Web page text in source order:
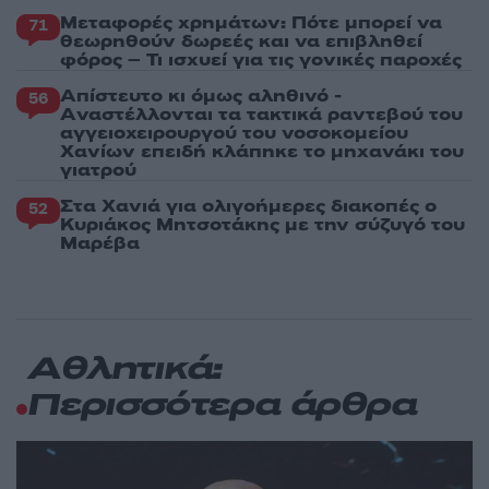
71 Μεταφορές χρημάτων: Πότε μπορεί να
θεωρηθούν δωρεές και να επιβληθεί
φόρος – Τι ισχυεί για τις γονικές παροχές
56 Απίστευτο κι όμως αληθινό -
Aναστέλλονται τα τακτικά ραντεβού του
αγγειοχειρουργού του νοσοκομείου
Χανίων επειδή κλάπηκε το μηχανάκι του
γιατρού
52 Στα Χανιά για ολιγοήμερες διακοπές ο
Κυριάκος Μητσοτάκης με την σύζυγό του
Μαρέβα
Αθλητικά:
Περισσότερα άρθρα